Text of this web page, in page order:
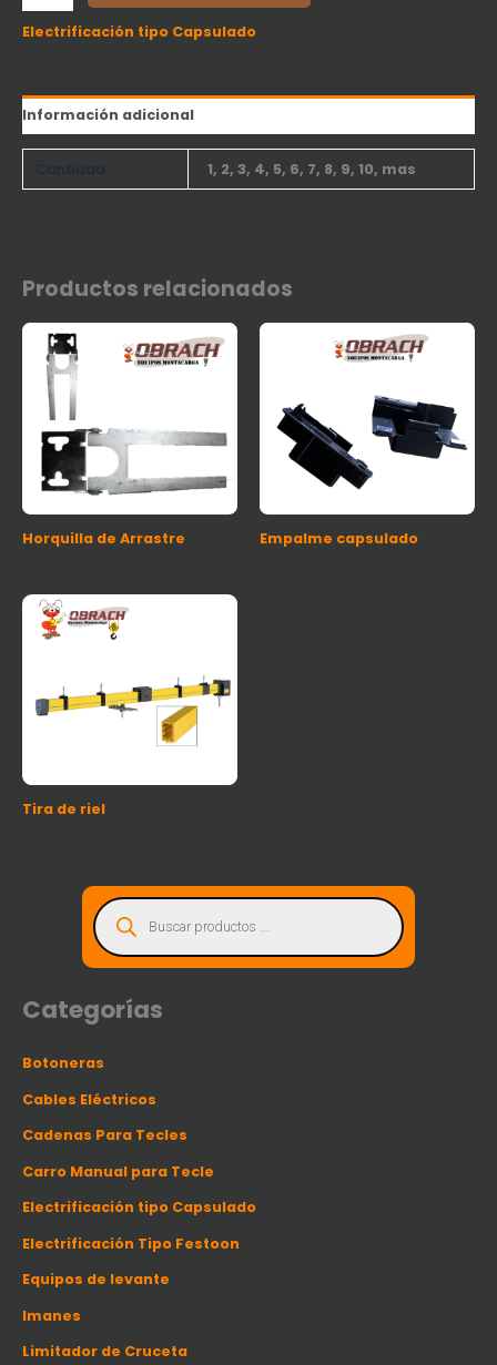
B
ú
s
q
u
d
e
p
d
c
t
s
Categorías
Botoneras
Cables Eléctricos
Cadenas Para Tecles
Carro Manual para Tecle
Electrificación tipo Capsulado
Electrificación Tipo Festoon
Equipos de levante
Imanes
Limitador de Cruceta
Electrificación tipo Capsulado
Información adicional
1, 2, 3, 4, 5, 6, 7, 8, 9, 10, mas
Productos relacionados
Horquilla de Arrastre Empalme capsulado
Tira de riel